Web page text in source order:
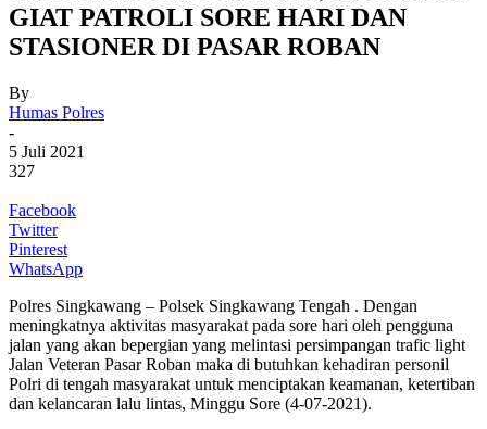
GIAT PATROLI SORE HARI DAN
STASIONER DI PASAR ROBAN
By
Humas Polres
-
5 Juli 2021
327
Facebook
Twitter
Pinterest
WhatsApp
Polres Singkawang – Polsek Singkawang Tengah . Dengan
meningkatnya aktivitas masyarakat pada sore hari oleh pengguna
jalan yang akan bepergian yang melintasi persimpangan trafic light
Jalan Veteran Pasar Roban maka di butuhkan kehadiran personil
Polri di tengah masyarakat untuk menciptakan keamanan, ketertiban
dan kelancaran lalu lintas, Minggu Sore (4-07-2021).